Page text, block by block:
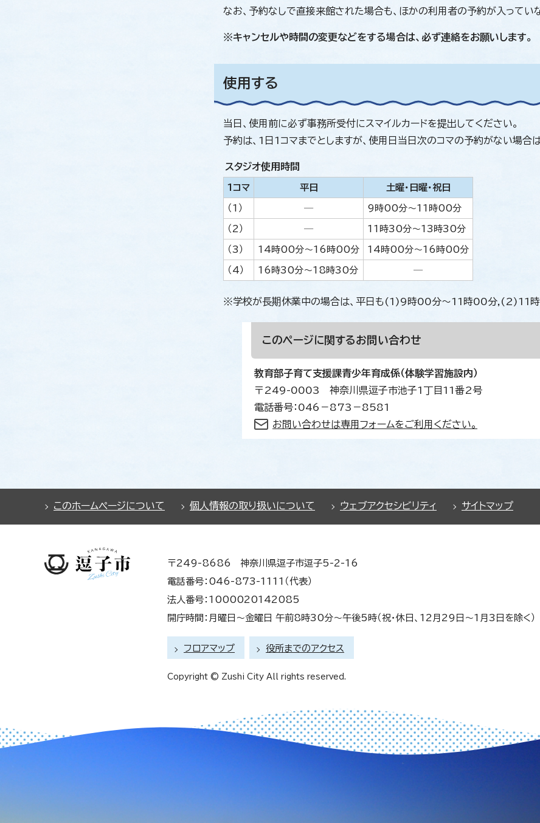
なお、予約なしで直接来館された場合も、ほかの利用者の予約が入ってい
※キャンセルや時間の変更などをする場合は、必ず連絡をお願いします。
使用する
当日、使用前に必ず事務所受付にスマイルカードを提出してください。
予約は、1日1コマまでとしますが、使用日当日次のコマの予約がない場合
スタジオ使用時間
1コマ 平日 土曜・日曜・祝日
（1） ─ 9時00分～11時00分
（2） ─ 11時30分～13時30分
（3） 14時00分～16時00分 14時00分～16時00分
（4） 16時30分～18時30分 ─
※学校が長期休業中の場合は、平日も(1)9時00分～11時00分,(2)11
このページに関するお問い合わせ
教育部子育て支援課青少年育成係（体験学習施設内）
〒249-0003 神奈川県逗子市池子1丁目11番2号
電話番号：046－873－8581
お問い合わせは専用フォームをご利用ください。
このホームページについて 個人情報の取り扱いについて ウェブアクセシビリティ サイトマップ
〒249-8686 神奈川県逗子市逗子5-2-16
電話番号：046-873-1111（代表）
法人番号：1000020142085
開庁時間：月曜日～金曜日 午前8時30分～午後5時（祝・休日、12月29日～1月3日を除く）
フロアマップ 役所までのアクセス
Copyright © Zushi City All rights reserved.